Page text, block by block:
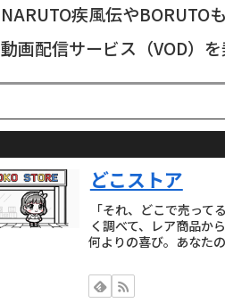
NARUTO疾風伝やBORUTO
動画配信サービス（VOD）
どこストア
「それ、どこで売っ
く調べて、レア商品か
何よりの喜び。あなた